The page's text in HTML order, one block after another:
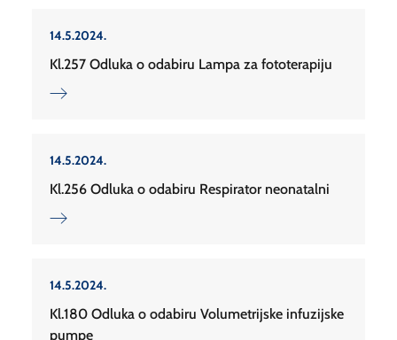
14.5.2024.
Kl.257 Odluka o odabiru Lampa za fototerapiju
14.5.2024.
Kl.256 Odluka o odabiru Respirator neonatalni
14.5.2024.
Kl.180 Odluka o odabiru Volumetrijske infuzijske
pumpe